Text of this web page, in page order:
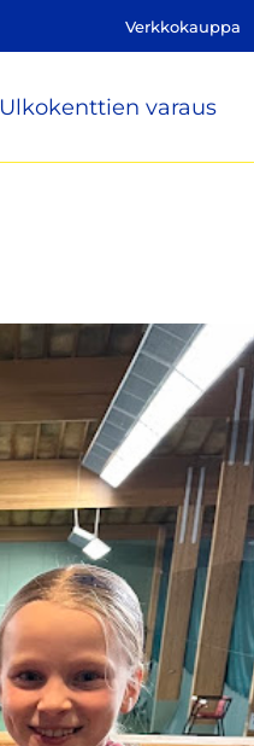
Verkkokauppa
Ulkokenttien varaus